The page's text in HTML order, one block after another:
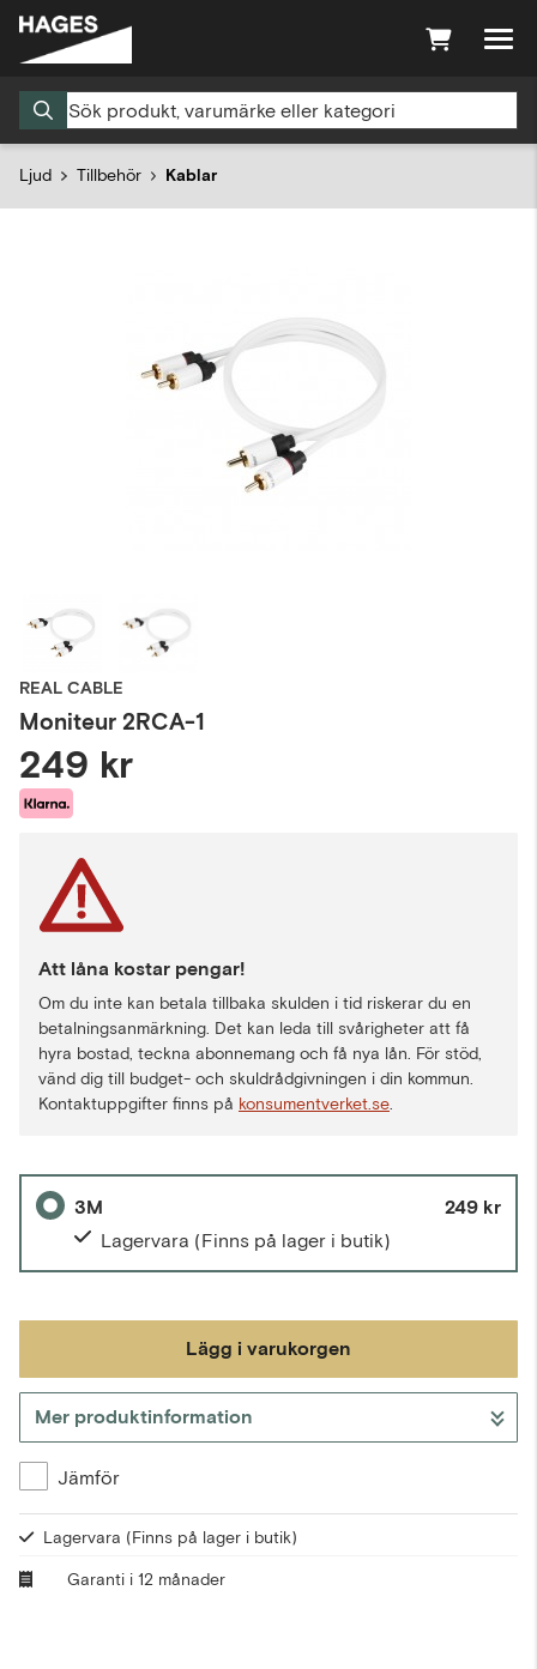
Ljud Tillbehör Kablar
REAL CABLE
Moniteur 2RCA-1
249 kr
Att låna kostar pengar!
Om du inte kan betala tillbaka skulden i tid riskerar du en
betalningsanmärkning. Det kan leda till svårigheter att få
hyra bostad, teckna abonnemang och få nya lån. För stöd,
vänd dig till budget- och skuldrådgivningen i din kommun.
Kontaktuppgifter finns på konsumentverket.se
3M
249 kr
Lagervara (Finns på lager i butik)
Lägg i varukorgen
Gå till kassan
Mer produktinformation
Jämför
Lagervara (Finns på lager i butik)
Garanti i 12 månader